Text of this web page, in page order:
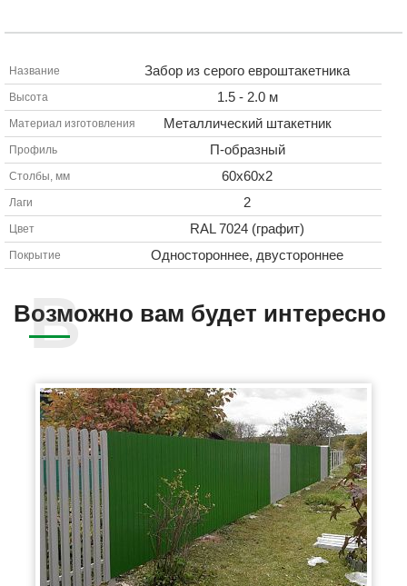
Название Забор из серого евроштакетника
Высота 1.5 - 2.0 м
Материал изготовления Металлический штакетник
Профиль П-образный
Столбы, мм 60х60х2
Лаги 2
Цвет RAL 7024 (графит)
Покрытие Одностороннее, двустороннее
Возможно вам будет интересно